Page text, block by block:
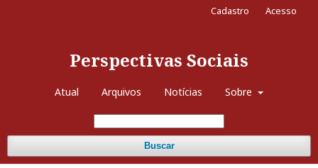
Perspectivas Sociais
Atual Arquivos Notícias Sobre
Buscar
Cadastro Acesso